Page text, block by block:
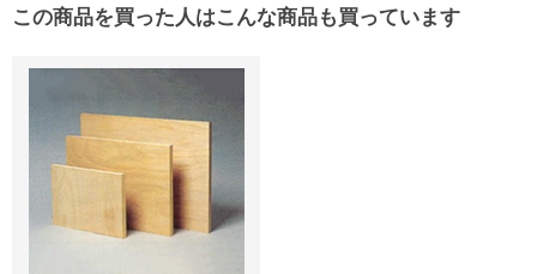
この商品を買った人はこんな商品も買っています